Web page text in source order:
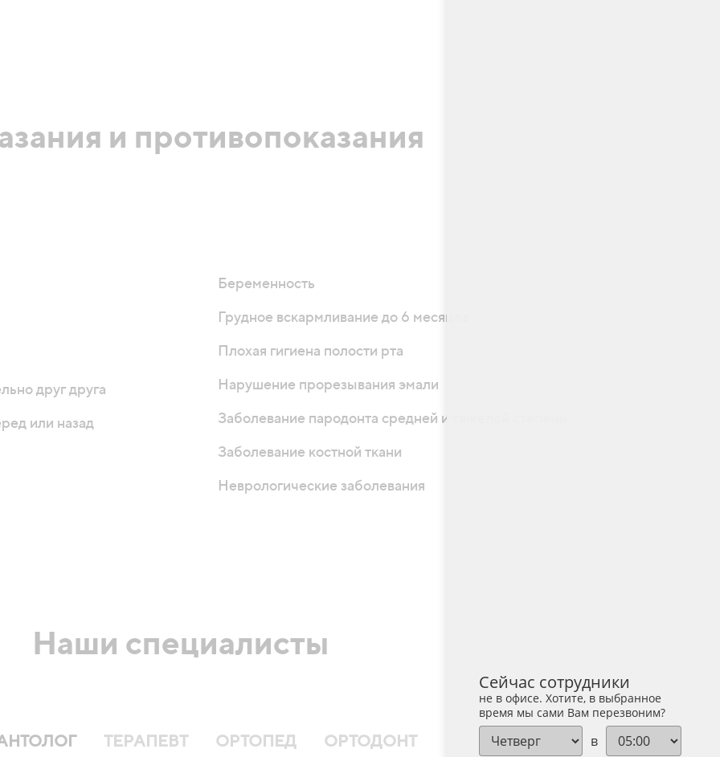
и противопоказания
друг друга
или назад
Беременность
Грудное вскармливание до 6 месяцев
Плохая гигиена полости рта
Нарушение прорезывания эмали
Заболевание пародонта средней и тяжелой степени
Заболевание костной ткани
Неврологические заболевания
Наши специалисты
ТЕРАПЕВТ ОРТОПЕД ОРТОДОНТ
Сейчас сотрудники
не в офисе. Хотите, в выбранное
время мы сами Вам перезвоним?
в